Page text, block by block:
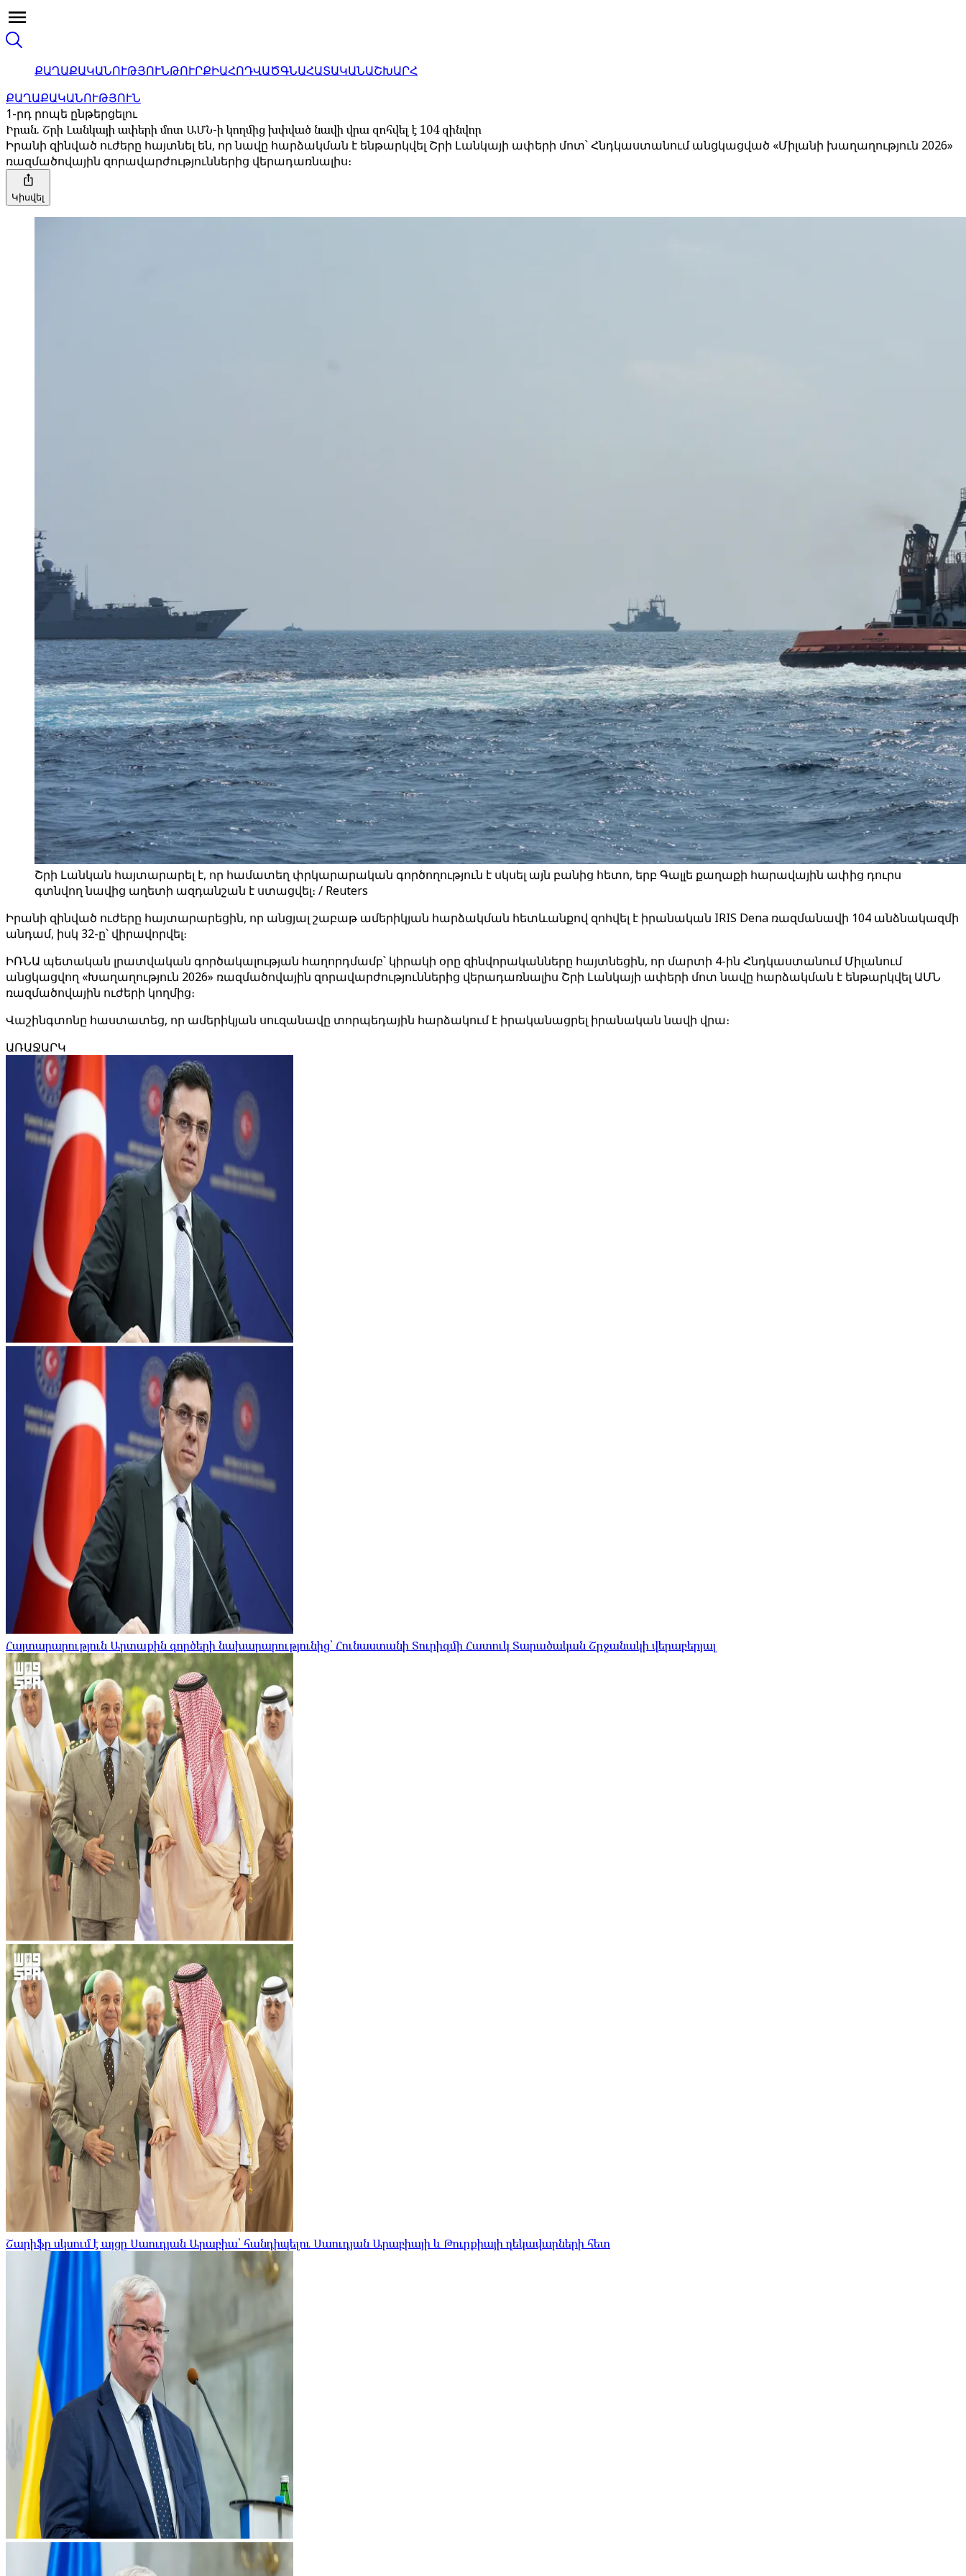
ՔԱՂԱՔԱԿԱՆՈՒԹՅՈՒՆԹՈՒՐՔԻԱՀՈԴՎԱԾԳՆԱՀԱՏԱԿԱՆԱՇԽԱՐՀ
ՔԱՂԱՔԱԿԱՆՈՒԹՅՈՒՆ
1-րդ րոպե ընթերցելու
Իրան. Շրի Լանկայի ափերի մոտ ԱՄՆ-ի կողմից խփված նավի վրա զոհվել է 104 զինվոր
Իրանի զինված ուժերը հայտնել են, որ նավը հարձակման է ենթարկվել Շրի Լանկայի ափերի մոտ՝ Հնդկաստանում անցկացված «Միլանի խաղաղություն 2026»
ռազմածովային զորավարժություններից վերադառնալիս։
Կիսվել
Շրի Լանկան հայտարարել է, որ համատեղ փրկարարական գործողություն է սկսել այն բանից հետո, երբ Գալլե քաղաքի հարավային ափից դուրս
գտնվող նավից աղետի ազդանշան է ստացվել։ / Reuters
Իրանի զինված ուժերը հայտարարեցին, որ անցյալ շաբաթ ամերիկյան հարձակման հետևանքով զոհվել է իրանական IRIS Dena ռազմանավի 104 անձնակազմի
անդամ, իսկ 32-ը՝ վիրավորվել։
ԻՌՆԱ պետական ​​լրատվական գործակալության հաղորդմամբ՝ կիրակի օրը զինվորականները հայտնեցին, որ մարտի 4-ին Հնդկաստանում Միլանում
անցկացվող «Խաղաղություն 2026» ռազմածովային զորավարժություններից վերադառնալիս Շրի Լանկայի ափերի մոտ նավը հարձակման է ենթարկվել ԱՄՆ
ռազմածովային ուժերի կողմից։
Վաշինգտոնը հաստատեց, որ ամերիկյան սուզանավը տորպեդային հարձակում է իրականացրել իրանական նավի վրա։
ԱՌԱՋԱՐԿ
Հայտարարություն Արտաքին գործերի նախարարությունից՝ Հունաստանի Տուրիզմի Հատուկ Տարածական Շրջանակի վերաբերյալ
Շարիֆը սկսում է այցը Սաուդյան Արաբիա՝ հանդիպելու Սաուդյան Արաբիայի և Թուրքիայի ղեկավարների հետ